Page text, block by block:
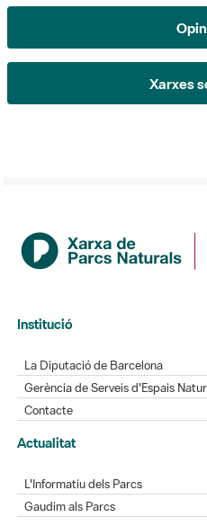
Xarxes
Institució
Gerència de Serveis d'Espais
Actualitat
L'Informatiu dels Parcs
Gaudim als Parcs
Directori de contacte